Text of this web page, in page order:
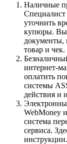
Наличные
Специалист
уточнить
купюры. Вы
документы,
товар и чек.
интернет-
оплатить
системы
действия и
WebMoney
система
сервиса.
инструкции.